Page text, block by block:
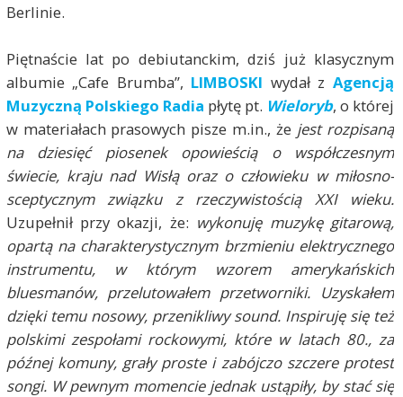
Berlinie.
Piętnaście lat po debiutanckim, dziś już klasycznym
albumie „Cafe Brumba”, LIMBOSKI wydał zAgencją
Muzyczną Polskiego Radia płytę pt. Wieloryb, o której
w materiałach prasowych pisze m.in., że jest rozpisaną
na dziesięć piosenek opowieścią o współczesnym
świecie, kraju nad Wisłą oraz o człowieku w miłosno-
sceptycznym związku z rzeczywistością XXI wieku.
Uzupełnił przy okazji, że: wykonuję muzykę gitarową,
opartą na charakterystycznym brzmieniu elektrycznego
instrumentu, w którym wzorem amerykańskich
bluesmanów, przelutowałem przetworniki. Uzyskałem
dzięki temu nosowy, przenikliwy sound. Inspiruję się też
polskimi zespołami rockowymi, które w latach 80., za
późnej komuny, grały proste i zabójczo szczere protest
songi. W pewnym momencie jednak ustąpiły, by stać się